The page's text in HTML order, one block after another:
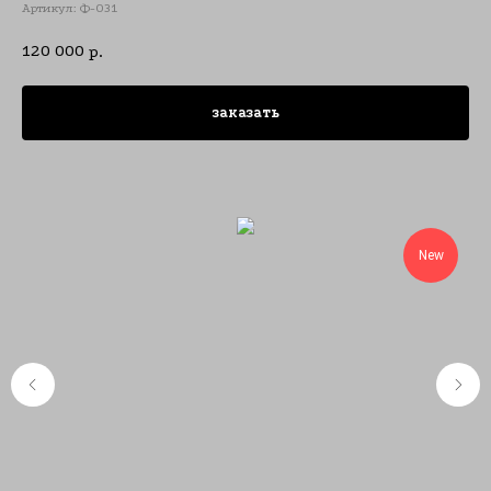
Артикул: Ф-031
120 000 р.
заказать
New